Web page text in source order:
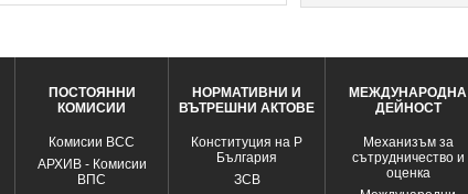
ПОСТОЯННИ
КОМИСИИ
Комисии ВСС
АРХИВ - Комисии
ВПС
НОРМАТИВНИ И
ВЪТРЕШНИ АКТОВЕ
Конституция на Р
България
ЗСВ
МЕЖДУНАРОДНА
ДЕЙНОСТ
Механизъм за
сътрудничество и
оценка